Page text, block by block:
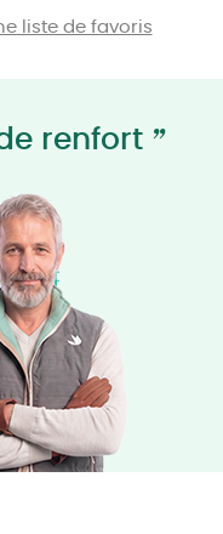
renfort ”
liste de favoris